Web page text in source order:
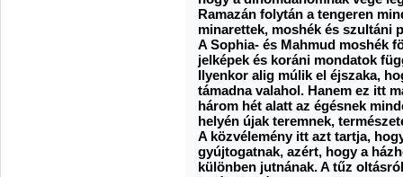
Ramazán folytán a tengeren
minarettek, moshék és szultáni
A Sophia- és Mahmud moshék
jelképek és koráni mondatok
Ilyenkor alig múlik el éjszaka,
támadna valahol. Hanem ez itt
három hét alatt az égésnek
helyén újak teremnek,
A közvélemény itt azt tartja,
gyújtogatnak, azért, hogy a
különben jutnának. A tűz